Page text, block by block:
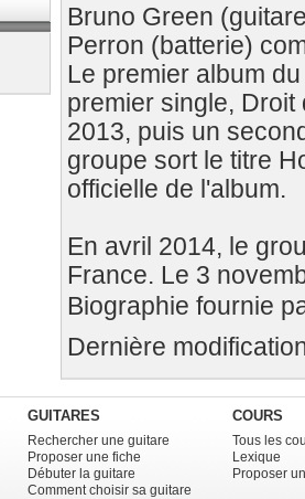
Bruno Green
Perron (batterie)
Le premier album
premier single,
2013, puis un
groupe sort le titre
officielle de l'album.
En avril 2014, le
France. Le 3
Biographie fournie
Dernière
GUITARES
Rechercher une guitare
Proposer une fiche
Débuter la guitare
Comment choisir sa guitare
COURS
Tous les
Lexique
Proposer